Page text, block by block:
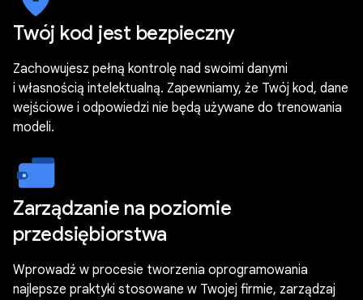
Twój kod jest bezpieczny
Zachowujesz pełną kontrolę nad swoimi danymi
i własnością intelektualną. Zapewniamy, że Twój kod, dane
wejściowe i odpowiedzi nie będą używane do trenowania
modeli.
Zarządzanie na poziomie
przedsiębiorstwa
Wprowadź w procesie tworzenia oprogramowania
najlepsze praktyki stosowane w Twojej firmie, zarządzaj